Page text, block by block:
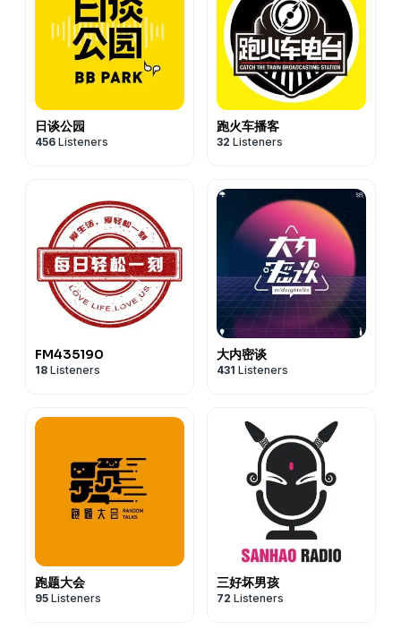
日谈公园
456 Listeners
跑火车播客
32 Listeners
FM435190
18 Listeners
大内密谈
431 Listeners
跑题大会
95 Listeners
三好坏男孩
72 Listeners